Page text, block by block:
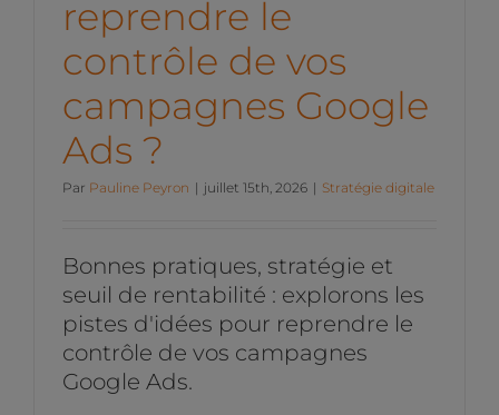
reprendre le
contrôle de vos
campagnes Google
Ads ?
Par Pauline Peyron | juillet 15th, 2026 | Stratégie digitale
Bonnes pratiques, stratégie et
seuil de rentabilité : explorons les
pistes d'idées pour reprendre le
contrôle de vos campagnes
Google Ads.